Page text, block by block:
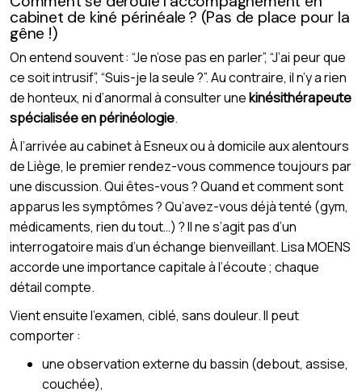
cabinet de kiné périnéale ? (Pas de place pour la
gêne !)
On entend souvent : “Je n’ose pas en parler”, “J’ai peur que
ce soit intrusif”, “Suis-je la seule ?”. Au contraire, il n’y a rien
de honteux, ni d’anormal à consulter unekinésithérapeute
spécialisée en périnéologie.
À l’arrivée au cabinet à Esneux ou à domicile aux alentours
de Liège, le premier rendez-vous commence toujours par
une discussion. Qui êtes-vous ? Quand et comment sont
apparus les symptômes ? Qu’avez-vous déjà tenté (gym,
médicaments, rien du tout…) ? Il ne s’agit pas d’un
interrogatoire mais d’un échange bienveillant. Lisa MOENS
accorde une importance capitale à l’écoute ; chaque
détail compte.
Vient ensuite l’examen, ciblé, sans douleur. Il peut
comporter :
une observation externe du bassin (debout, assise,
couchée),